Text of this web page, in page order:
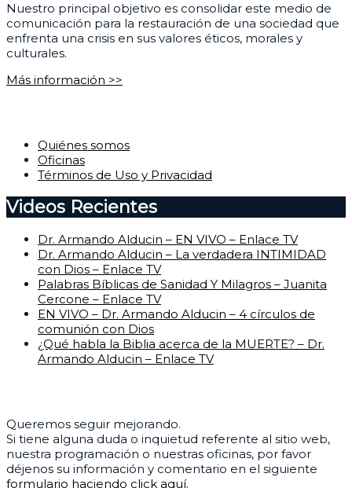
Nuestro principal objetivo es consolidar este medio de
comunicación para la restauración de una sociedad que
enfrenta una crisis en sus valores éticos, morales y
culturales.
Más información >>
Quiénes somos
Oficinas
Términos de Uso y Privacidad
Videos Recientes
Dr. Armando Alducin – EN VIVO – Enlace TV
Dr. Armando Alducin – La verdadera INTIMIDAD
con Dios – Enlace TV
Palabras Bíblicas de Sanidad Y Milagros – Juanita
Cercone – Enlace TV
EN VIVO – Dr. Armando Alducin – 4 círculos de
comunión con Dios
¿Qué habla la Biblia acerca de la MUERTE? – Dr.
Armando Alducin – Enlace TV
Queremos seguir mejorando.
Si tiene alguna duda o inquietud referente al sitio web,
nuestra programación o nuestras oficinas, por favor
déjenos su información y comentario en el siguiente
formulario haciendo click aquí.